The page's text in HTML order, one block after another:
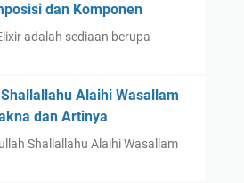
dan Komponen
adalah sediaan berupa
Alaihi Wasallam
dan Artinya
Shallallahu Alaihi Wasallam